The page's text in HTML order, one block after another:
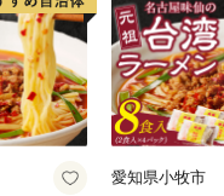
愛知県小牧市